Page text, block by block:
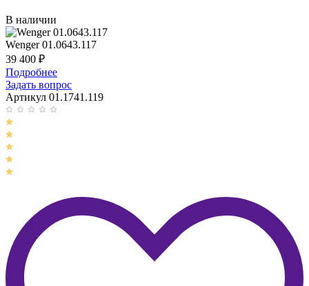
В наличии
Wenger 01.0643.117
39 400 ₽
Подробнее
Задать вопрос
Артикул 01.1741.119